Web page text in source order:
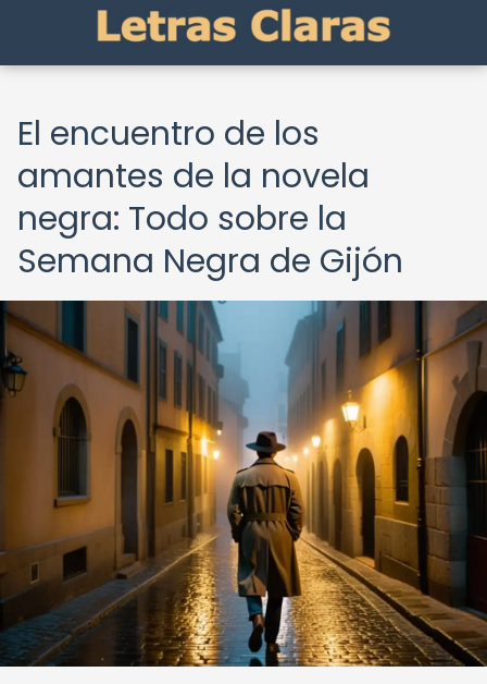
El encuentro de los
amantes de la novela
negra: Todo sobre la
Semana Negra de Gijón